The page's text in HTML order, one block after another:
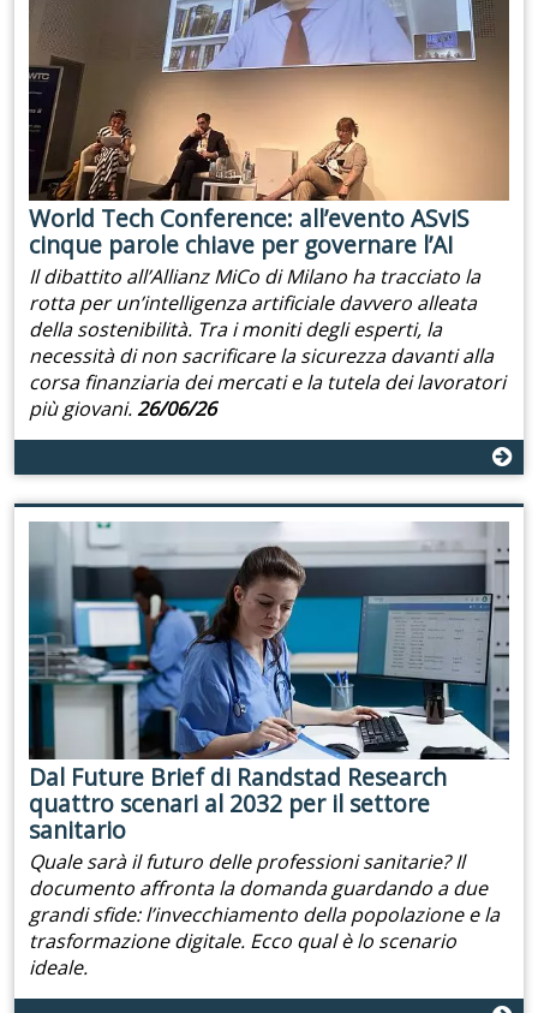
World Tech Conference: all’evento ASviS
cinque parole chiave per governare l’AI
Il dibattito all’Allianz MiCo di Milano ha tracciato la
rotta per un’intelligenza artificiale davvero alleata
della sostenibilità. Tra i moniti degli esperti, la
necessità di non sacrificare la sicurezza davanti alla
corsa finanziaria dei mercati e la tutela dei lavoratori
più giovani.26/06/26
Dal Future Brief di Randstad Research
quattro scenari al 2032 per il settore
sanitario
Quale sarà il futuro delle professioni sanitarie? Il
documento affronta la domanda guardando a due
grandi sfide: l’invecchiamento della popolazione e la
trasformazione digitale. Ecco qual è lo scenario
ideale.